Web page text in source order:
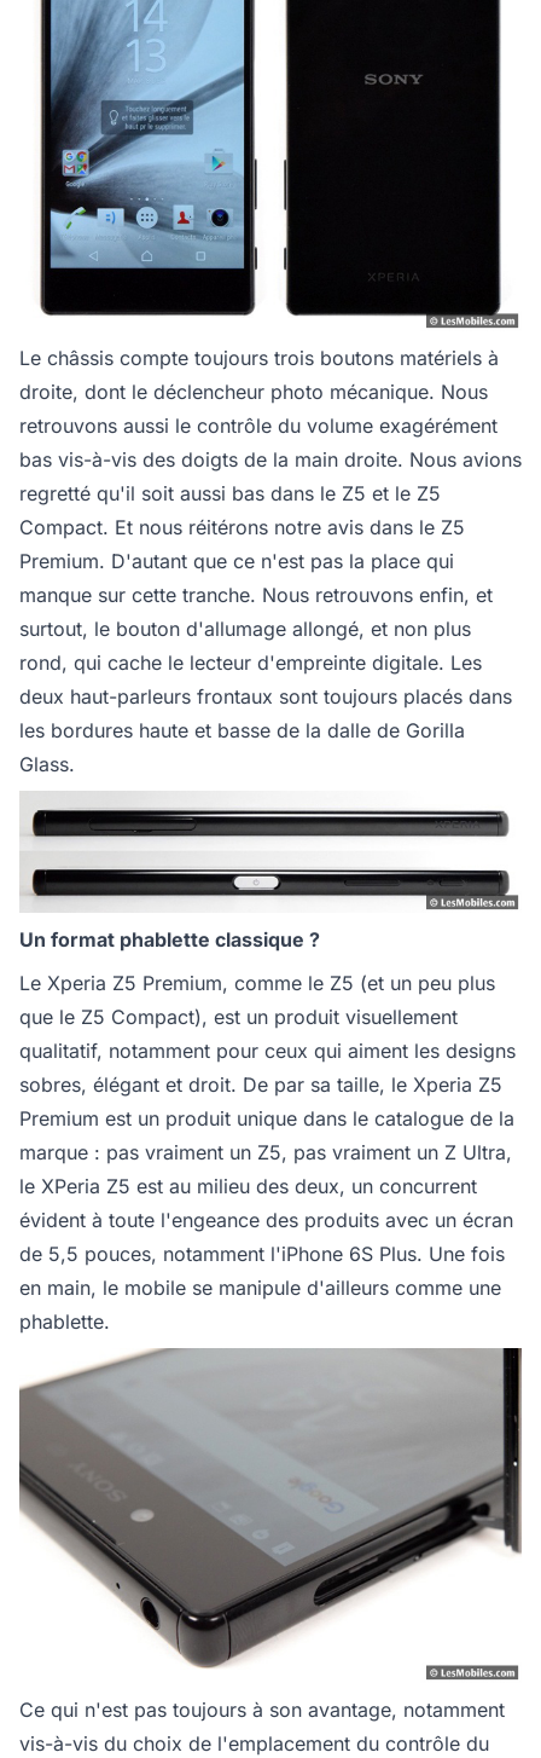
Le châssis compte toujours trois boutons matériels à
droite, dont le déclencheur photo mécanique. Nous
retrouvons aussi le contrôle du volume exagérément
bas vis-à-vis des doigts de la main droite. Nous avions
regretté qu'il soit aussi bas dans le Z5 et le Z5
Compact. Et nous réitérons notre avis dans le Z5
Premium. D'autant que ce n'est pas la place qui
manque sur cette tranche. Nous retrouvons enfin, et
surtout, le bouton d'allumage allongé, et non plus
rond, qui cache le lecteur d'empreinte digitale. Les
deux haut-parleurs frontaux sont toujours placés dans
les bordures haute et basse de la dalle de Gorilla
Glass.
Un format phablette classique ?
Le Xperia Z5 Premium, comme le Z5 (et un peu plus
que le Z5 Compact), est un produit visuellement
qualitatif, notamment pour ceux qui aiment les designs
sobres, élégant et droit. De par sa taille, le Xperia Z5
Premium est un produit unique dans le catalogue de la
marque : pas vraiment un Z5, pas vraiment un Z Ultra,
le XPeria Z5 est au milieu des deux, un concurrent
évident à toute l'engeance des produits avec un écran
de 5,5 pouces, notamment l'iPhone 6S Plus. Une fois
en main, le mobile se manipule d'ailleurs comme une
phablette.
Ce qui n'est pas toujours à son avantage, notamment
vis-à-vis du choix de l'emplacement du contrôle du